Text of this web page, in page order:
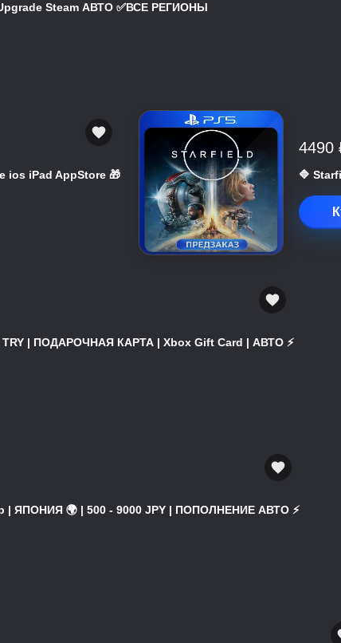
Steam АВТО ✅ВСЕ РЕГИОНЫ
ios iPad AppStore 🎁
4490
🔷
TRY | ПОДАРОЧНАЯ КАРТА | Xbox Gift Card | АВТО ⚡
| ЯПОНИЯ 🌍 | 500 - 9000 JPY | ПОПОЛНЕНИЕ АВТО ⚡